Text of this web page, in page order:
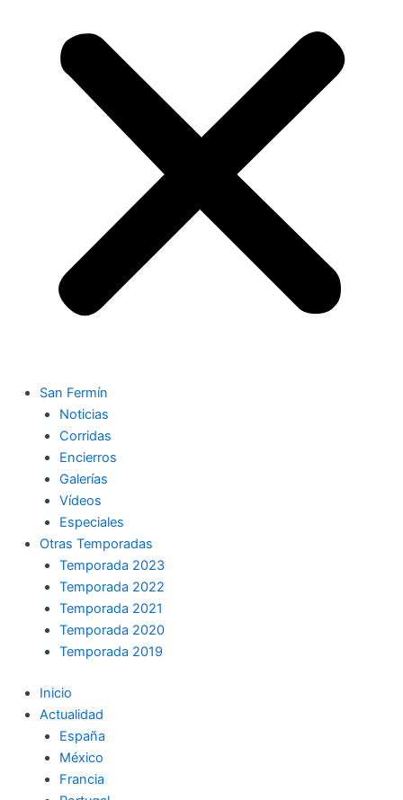
San Fermín
Noticias
Corridas
Encierros
Galerías
Vídeos
Especiales
Otras Temporadas
Temporada 2023
Temporada 2022
Temporada 2021
Temporada 2020
Temporada 2019
Inicio
Actualidad
España
México
Francia